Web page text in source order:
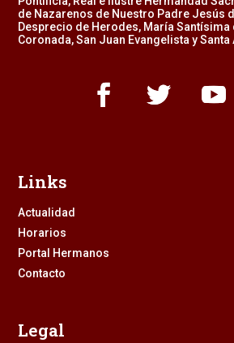
de Nazarenos de Nuestro Padre Jesús
Desprecio de Herodes, María Santísima
Coronada, San Juan Evangelista y Santa
Links
Actualidad
Horarios
Portal Hermanos
Contacto
Legal